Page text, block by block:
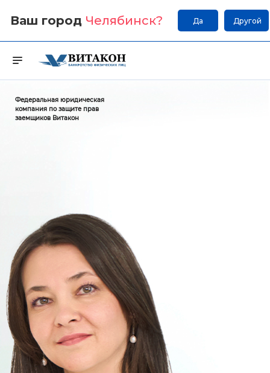
Ваш город Челябинск? Да Другой
Федеральная юридическая
компания по защите прав
заемщиков Витакон